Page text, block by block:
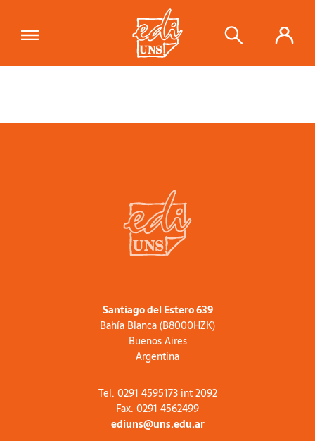
Santiago del Estero 639
Bahía Blanca (B8000HZK)
Buenos Aires
Argentina
Tel. 0291 4595173 int 2092
Fax. 0291 4562499
ediuns@uns.edu.ar